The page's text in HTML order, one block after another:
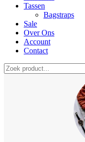
Tassen
Bagstraps
Sale
Over Ons
Account
Contact